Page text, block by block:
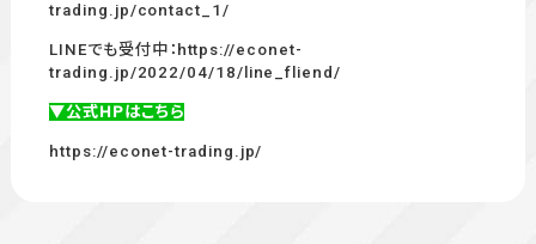
trading.jp/contact_1/
LINEでも受付中： https://econet-
trading.jp/2022/04/18/line_fliend/
▼公式HPはこちら
https://econet-trading.jp/